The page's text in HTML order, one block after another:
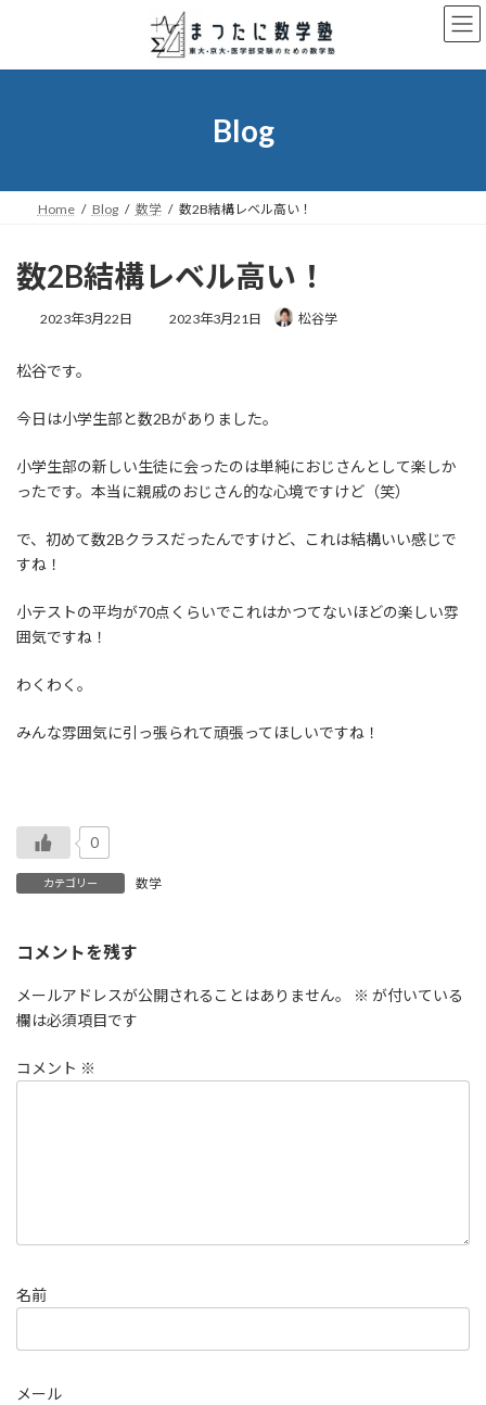
ン
ー
Blog
Home Blog 数学 数2B結構レベル高い！
数2B結構レベル高い！
2023年3月22日
最
時
:
2023年3月21日 松谷学
松谷です。
今日は小学生部と数2Bがありました。
小学生部の新しい生徒に会ったのは単純におじさんとして楽しか
ったです。本当に親戚のおじさん的な心境ですけど（笑）
で、初めて数2Bクラスだったんですけど、これは結構いい感じで
すね！
小テストの平均が70点くらいでこれはかつてないほどの楽しい雰
囲気ですね！
わくわく。
みんな雰囲気に引っ張られて頑張ってほしいですね！
0
カテゴリー 数学
コメントを残す
メールアドレスが公開されることはありません。 ※ が付いている
欄は必須項目です
コメント ※
名前
メール